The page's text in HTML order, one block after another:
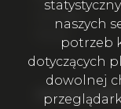
Kontakt
naszych
potrzeb
dotyczących
dowolnej